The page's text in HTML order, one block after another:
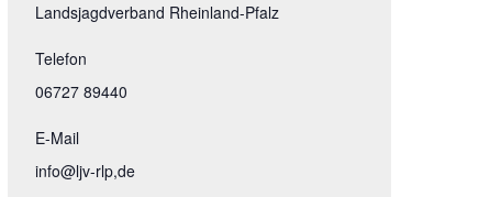
Landsjagdverband Rheinland-Pfalz
Telefon
06727 89440
E-Mail
info@ljv-rlp,de